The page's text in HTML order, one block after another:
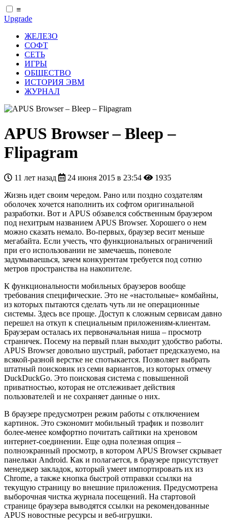
≡
Upgrade
ЖЕЛЕЗО
СОФТ
СЕТЬ
ИГРЫ
ОБЩЕСТВО
ИСТОРИЯ ЭВМ
ЖУРНАЛ
APUS Browser – Bleep –
Flipagram
11 лет назад 24 июня 2015 в 23:54
1935
Жизнь идет своим чередом. Рано или поздно создателям
оболочек хочется наполнить их софтом оригинальной
разработки. Вот и APUS обзавелся собственным браузером
под нехитрым названием APUS Browser. Хорошего о нем
можно сказать немало. Во-первых, браузер весит меньше
мегабайта. Если учесть, что функциональных ограничений
при его использовании не замечаешь, поневоле
задумываешься, зачем конкурентам требуется под сотню
метров пространства на накопителе.
К функциональности мобильных браузеров вообще
требования специфические. Это не «настольные» комбайны,
из которых пытаются сделать чуть ли не операционные
системы. Здесь все проще. Доступ к сложным сервисам давно
перешел на откуп к специальным приложениям-клиентам.
Браузерам осталась их первоначальная ниша – просмотр
страничек. Посему на первый план выходит удобство работы.
APUS Browser довольно шустрый, работает предсказуемо, на
всякой-разной верстке не спотыкается. Позволяет выбрать
штатный поисковик из семи вариантов, из которых отмечу
DuckDuckGo. Это поисковая система с повышенной
приватностью, которая не отслеживает действия
пользователей и не сохраняет данные о них.
В браузере предусмотрен режим работы с отключением
картинок. Это сэкономит мобильный трафик и позволит
более-менее комфортно почитать сайтики на хреновом
интернет-соединении. Еще одна полезная опция –
полноэкранный просмотр, в котором APUS Browser скрывает
панельки Android. Как и полагается, в браузере присутствует
менеджер закладок, который умеет импортировать их из
Chrome, а также кнопка быстрой отправки ссылки на
текущую страницу во внешние приложения. Предусмотрена
выборочная чистка журнала посещений. На стартовой
странице браузера выводятся ссылки на рекомендованные
APUS новостные ресурсы и веб-игрушки.